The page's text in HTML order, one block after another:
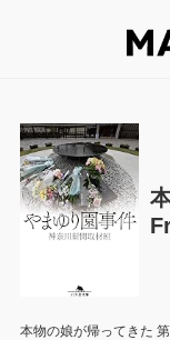
本物の娘が帰ってきた